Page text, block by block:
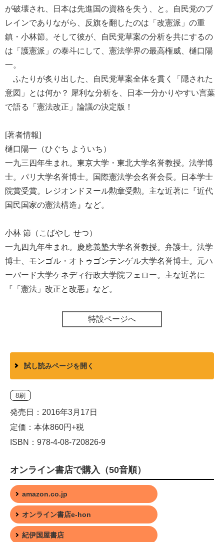
が破壊され、日本は先進国の資格を失う、と。自民党のブ
レインでありながら、反旗を翻したのは「改憲派」の重
鎮・小林節。そして彼が、自民党草案の分析を共にするの
は「護憲派」の泰斗にして、憲法学界の最高権威、樋口陽
一。
ふたりが炙り出した、自民党草案全体を貫く「隠された
意図」とは何か？ 犀利な分析を、日本一分かりやすい言葉
で語る「憲法改正」論議の決定版！
[著者情報]
樋口陽一（ひぐち よういち）
一九三四年生まれ。東京大学・東北大学名誉教授。法学博
士。パリ大学名誉博士。国際憲法学会名誉会長。日本学士
院賞受賞。レジオンドヌール勲章受勲。主な近著に『近代
国民国家の憲法構造』など。
小林 節（こばやし せつ）
一九四九年生まれ。慶應義塾大学名誉教授。弁護士。法学
博士、モンゴル・オトゥゴンテンゲル大学名誉博士。元ハ
ーバード大学ケネディ行政大学院フェロー。主な近著に
『「憲法」改正と改悪』など。
特設ページへ
試し読みページを開く
8刷
発売日：2016年3月17日
定価：本体860円+税
ISBN：978-4-08-720826-9
オンライン書店で購入（50音順）
amazon.co.jp
オンライン書店e-hon
紀伊国屋書店